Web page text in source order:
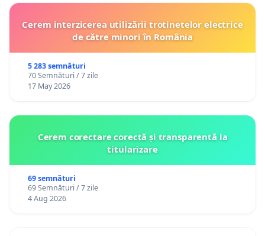
Cerem interzicerea utilizării trotinetelor electrice
de către minori în România
5 283 semnături
70 Semnături / 7 zile
17 May 2026
Cerem corectare corectă și transparentă la
titularizare
69 semnături
69 Semnături / 7 zile
4 Aug 2026